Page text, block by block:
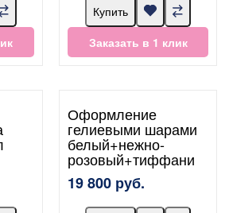
Купить
Заказать в 1 клик
Оформление
гелиевыми шарами
белый+нежно-
розовый+тиффани
19 800 руб.